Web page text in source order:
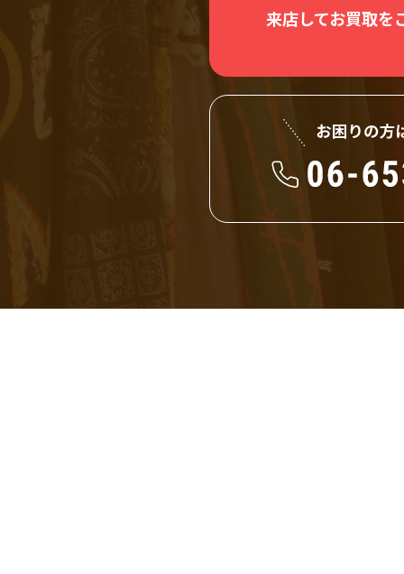
来店してお買取を